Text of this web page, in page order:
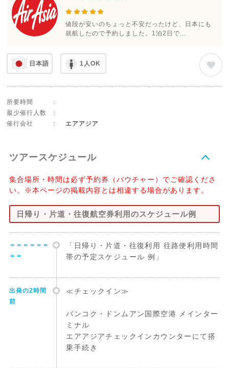
値段が安いのちょっと不安だったけど、日本にも
就航したので予約しました。1泊2日で...
日本語 1人OK
所要時間
：
最少催行人数
：
催行会社
： エアアジア
ツアースケジュール
集合場所・時間は必ず予約券（バウチャー）でご確認くださ
い。※本ページの掲載内容とは相違する場合があります。
日帰り・片道・往復航空券利用のスケジュール例
＝＝＝＝＝＝
＝＝
「日帰り・片道・往復利用 往路便利用時間
帯の予定スケジュール 例」
出発の2時間
前
≪チェックイン≫
バンコク・ドンムアン国際空港 メインター
ミナル
エアアジアチェックインカウンターにて搭
乗手続き